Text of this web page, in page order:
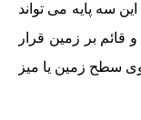
سه پایه می‌ تواند
بر زمین قرار
سطح زمین یا میز